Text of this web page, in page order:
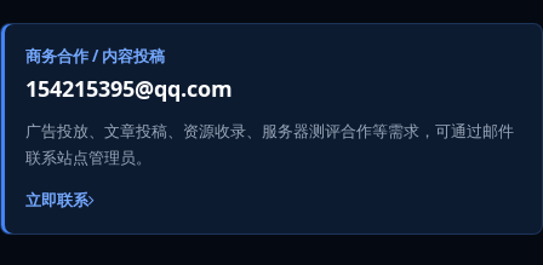
商务合作 / 内容投稿
154215395@qq.com
广告投放、文章投稿、资源收录、服务器测评合作等需求，可通过邮件
联系站点管理员。
立即联系